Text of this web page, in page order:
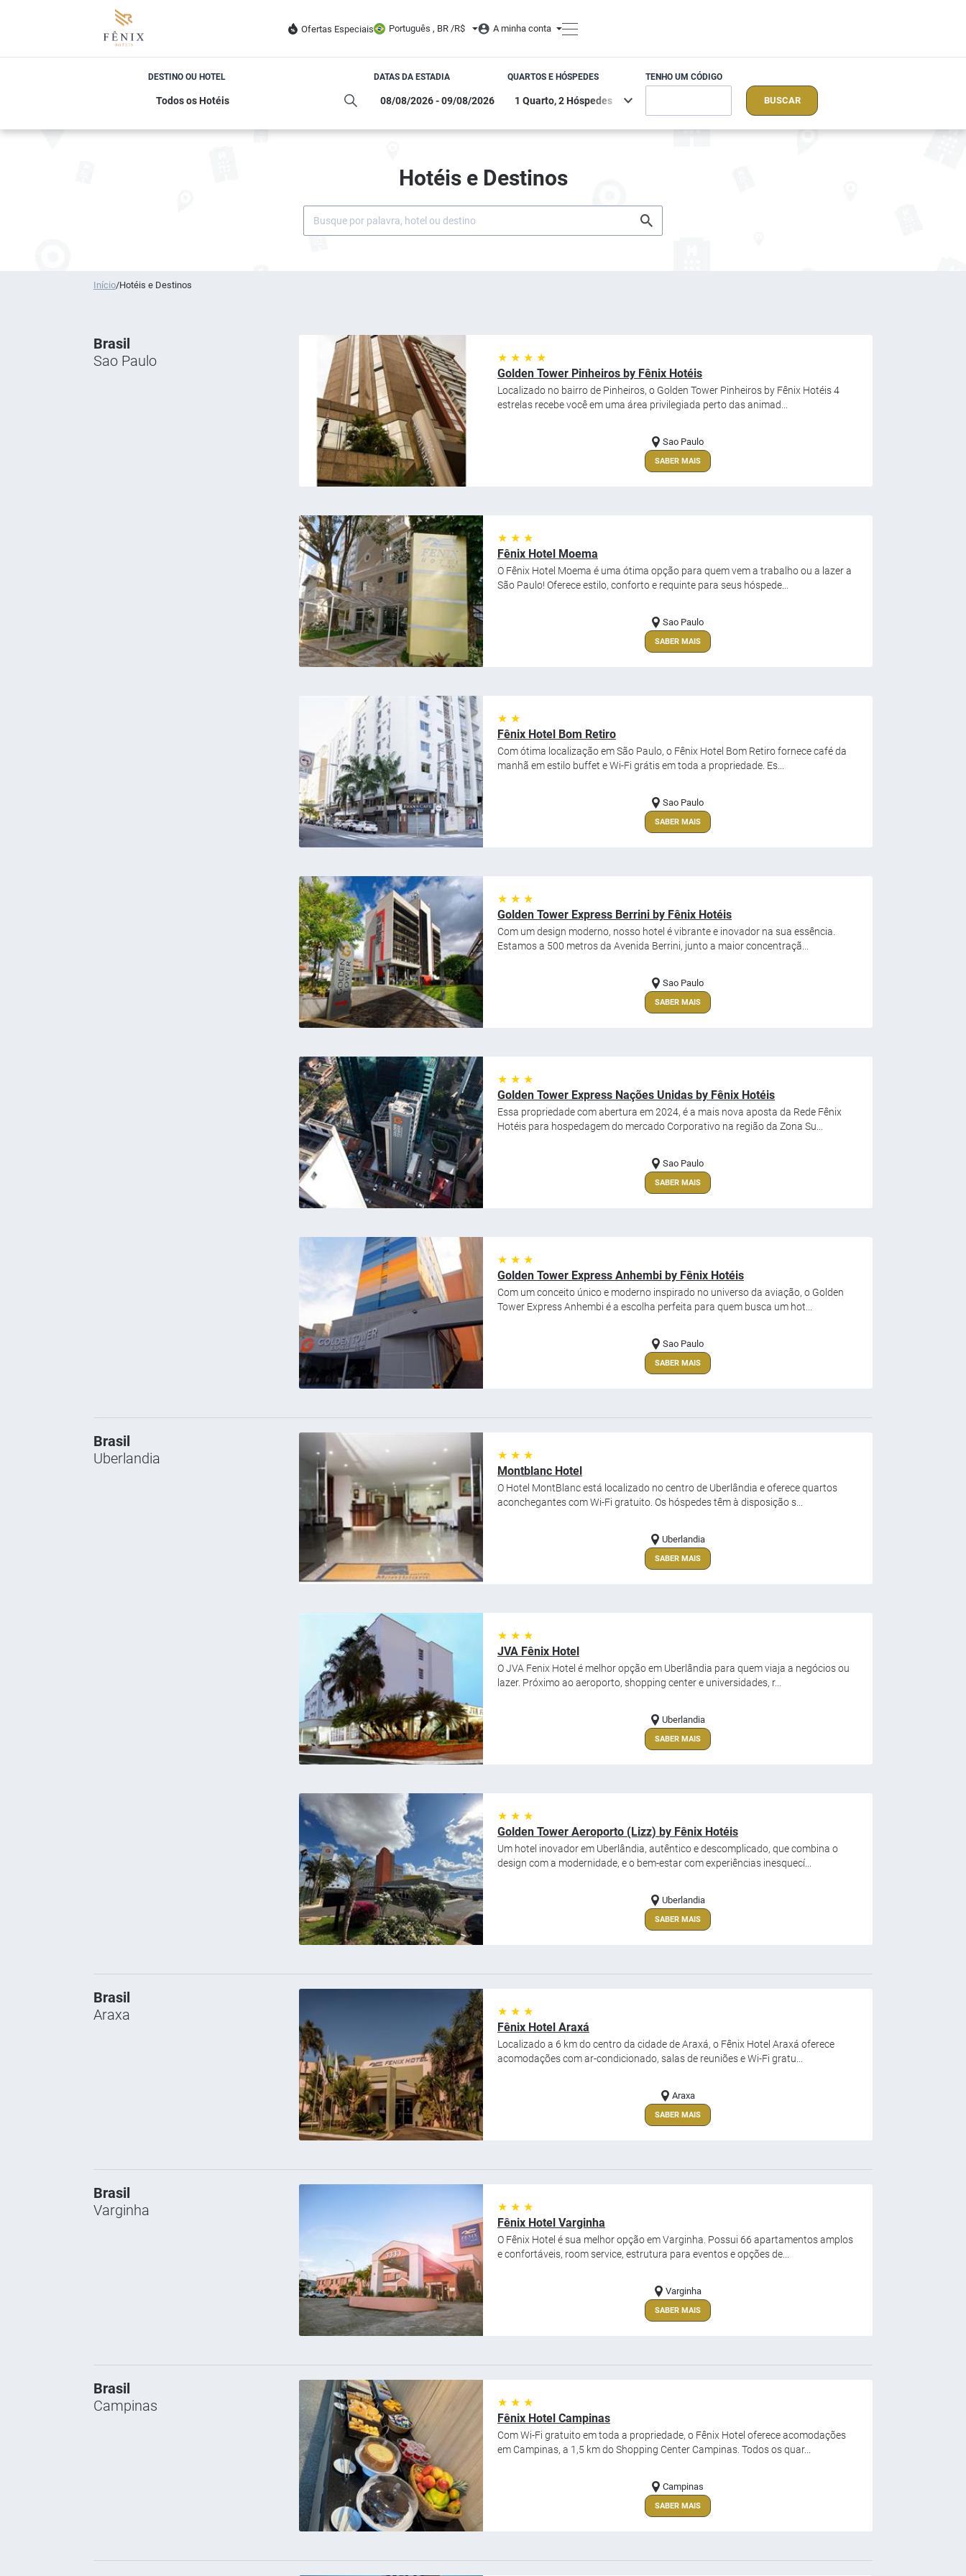
Ofertas Especiais Português , BR /R$ A minha conta
DESTINO OU HOTEL DATAS DA ESTADIA QUARTOS E HÓSPEDES TENHO UM CÓDIGO
BUSCAR
Hotéis e Destinos
Início/Hotéis e Destinos
Brasil
Sao Paulo
★ ★ ★ ★
Golden Tower Pinheiros by Fênix Hotéis
Localizado no bairro de Pinheiros, o Golden Tower Pinheiros by Fênix Hotéis 4
estrelas recebe você em uma área privilegiada perto das animad...
Sao Paulo
SABER MAIS
★ ★ ★
Fênix Hotel Moema
O Fênix Hotel Moema é uma ótima opção para quem vem a trabalho ou a lazer a
São Paulo! Oferece estilo, conforto e requinte para seus hóspede...
Sao Paulo
SABER MAIS
★ ★
Fênix Hotel Bom Retiro
Com ótima localização em São Paulo, o Fênix Hotel Bom Retiro fornece café da
manhã em estilo buffet e Wi-Fi grátis em toda a propriedade. Es...
Sao Paulo
SABER MAIS
★ ★ ★
Golden Tower Express Berrini by Fênix Hotéis
Com um design moderno, nosso hotel é vibrante e inovador na sua essência.
Estamos a 500 metros da Avenida Berrini, junto a maior concentraçã...
Sao Paulo
SABER MAIS
★ ★ ★
Golden Tower Express Nações Unidas by Fênix Hotéis
Essa propriedade com abertura em 2024, é a mais nova aposta da Rede Fênix
Hotéis para hospedagem do mercado Corporativo na região da Zona Su...
Sao Paulo
SABER MAIS
★ ★ ★
Golden Tower Express Anhembi by Fênix Hotéis
Com um conceito único e moderno inspirado no universo da aviação, o Golden
Tower Express Anhembi é a escolha perfeita para quem busca um hot...
Sao Paulo
SABER MAIS
Brasil
Uberlandia
★ ★ ★
Montblanc Hotel
O Hotel MontBlanc está localizado no centro de Uberlândia e oferece quartos
aconchegantes com Wi-Fi gratuito. Os hóspedes têm à disposição s...
Uberlandia
SABER MAIS
★ ★ ★
JVA Fênix Hotel
O JVA Fenix Hotel é melhor opção em Uberlândia para quem viaja a negócios ou
lazer. Próximo ao aeroporto, shopping center e universidades, r...
Uberlandia
SABER MAIS
★ ★ ★
Golden Tower Aeroporto (Lizz) by Fênix Hotéis
Um hotel inovador em Uberlândia, autêntico e descomplicado, que combina o
design com a modernidade, e o bem-estar com experiências inesquecí...
Uberlandia
SABER MAIS
Brasil
Araxa
★ ★ ★
Fênix Hotel Araxá
Localizado a 6 km do centro da cidade de Araxá, o Fênix Hotel Araxá oferece
acomodações com ar-condicionado, salas de reuniões e Wi-Fi gratu...
Araxa
SABER MAIS
Brasil
Varginha
★ ★ ★
Fênix Hotel Varginha
O Fênix Hotel é sua melhor opção em Varginha. Possui 66 apartamentos amplos
e confortáveis, room service, estrutura para eventos e opções de...
Varginha
SABER MAIS
Brasil
Campinas
★ ★ ★
Fênix Hotel Campinas
Com Wi-Fi gratuito em toda a propriedade, o Fênix Hotel oferece acomodações
em Campinas, a 1,5 km do Shopping Center Campinas. Todos os quar...
Campinas
SABER MAIS